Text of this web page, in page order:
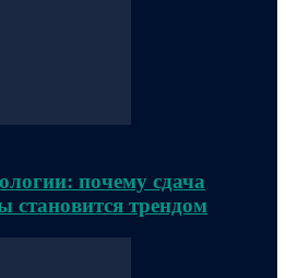
почему сдача
становится трендом